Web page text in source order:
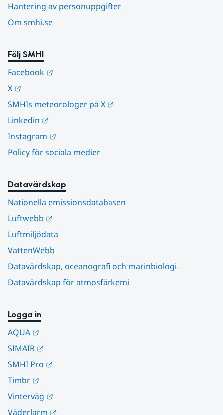
Hantering av personuppgifter
Om smhi.se
Följ SMHI
Facebook
X
SMHIs meteorologer på X
Linkedin
Instagram
Policy för sociala medier
Datavärdskap
Nationella emissionsdatabasen
Luftwebb
Luftmiljödata
VattenWebb
Datavärdskap, oceanografi och marinbiologi
Datavärdskap för atmosfärkemi
Logga in
AQUA
SIMAIR
SMHI Pro
Timbr
Vinterväg
Väderlarm